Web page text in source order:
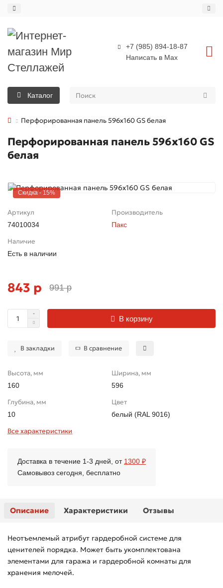
+7 (985) 894-18-87
Написать в Max
Каталог
Перфорированная панель 596х160 GS белая
Перфорированная панель 596х160 GS
белая
Скидка - 15%
Артикул
74010034
Производитель
Пакс
Наличие
Есть в наличии
843 р 991 р
В корзину
В закладки В сравнение
Высота, мм
160
Ширина, мм
596
Глубина, мм
10
Цвет
белый (RAL 9016)
Все характеристики
Доставка в течение 1-3 дней, от 1300 ₽
Самовывоз сегодня, бесплатно
Описание Характеристики Отзывы
Неотъемлемый атрибут гардеробной системе для
ценителей порядка. Может быть укомплектована
элементами для гаража и гардеробной комнаты для
хранения мелочей.